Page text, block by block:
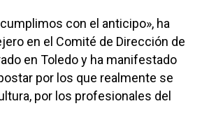
con el anticipo», ha
en el Comité de Dirección de
en Toledo y ha manifestado
por los que realmente se
por los profesionales del